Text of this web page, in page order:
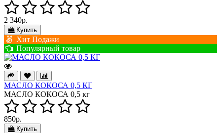
2 340р.
Купить
Хит Подажи
Популярный товар
МАСЛО КОКОСА 0,5 КГ
МАСЛО КОКОСА 0,5 кг
850р.
Купить